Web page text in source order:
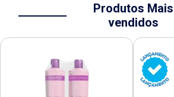
Produtos Mais
vendidos